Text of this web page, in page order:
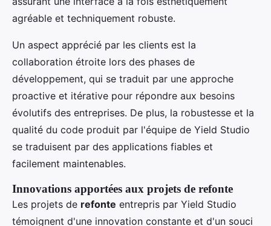
agréable et techniquement robuste.
Un aspect apprécié par les clients est la
collaboration étroite lors des phases de
développement, qui se traduit par une approche
proactive et itérative pour répondre aux besoins
évolutifs des entreprises. De plus, la robustesse et la
qualité du code produit par l'équipe de Yield Studio
se traduisent par des applications fiables et
facilement maintenables.
Innovations apportées aux projets de refonte
Les projets de refonte entrepris par Yield Studio
témoignent d'une innovation constante et d'un souci